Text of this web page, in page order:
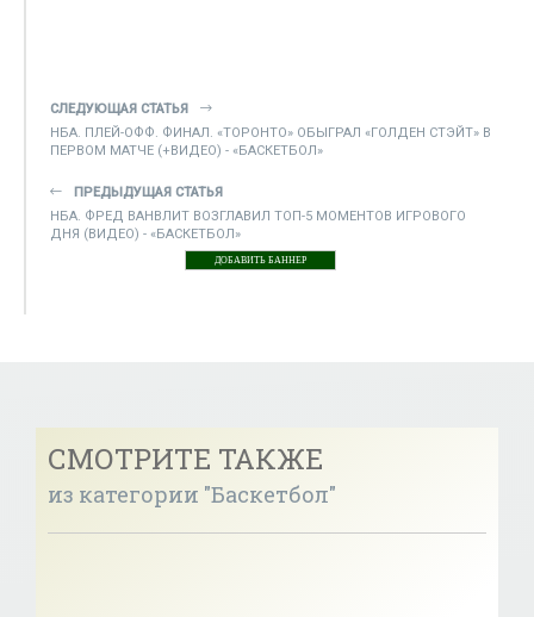
СЛЕДУЮЩАЯ СТАТЬЯ
НБА. ПЛЕЙ-ОФФ. ФИНАЛ. «ТОРОНТО» ОБЫГРАЛ «ГОЛДЕН СТЭЙТ» В
ПЕРВОМ МАТЧЕ (+ВИДЕО) - «БАСКЕТБОЛ»
ПРЕДЫДУЩАЯ СТАТЬЯ
НБА. ФРЕД ВАНВЛИТ ВОЗГЛАВИЛ ТОП-5 МОМЕНТОВ ИГРОВОГО
ДНЯ (ВИДЕО) - «БАСКЕТБОЛ»
ДОБАВИТЬ БАННЕР
СМОТРИТЕ ТАКЖЕ
из категории "Баскетбол"